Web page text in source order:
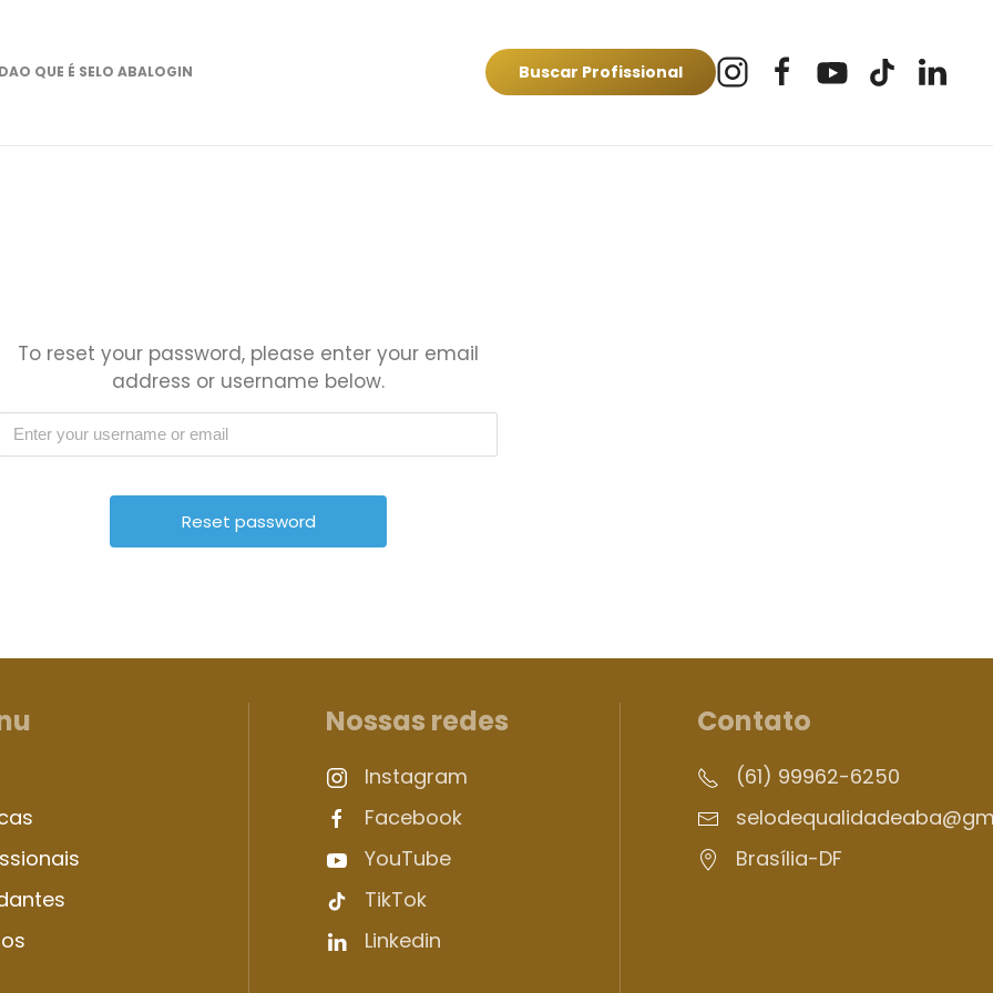
O QUE É SELO ABALOGIN Buscar Profissional
To reset your password, please enter your email
address or username below.
Nossas redes
Instagram
Facebook
YouTube
TikTok
Linkedin
Contato
(61) 99962-6250
Brasília-DF